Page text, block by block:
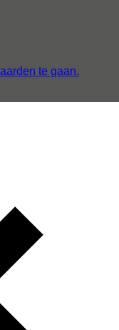
te gaan.